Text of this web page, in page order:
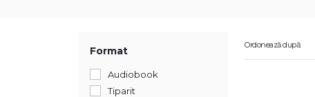
Format
Audiobook
Tiparit
Ordonează după: